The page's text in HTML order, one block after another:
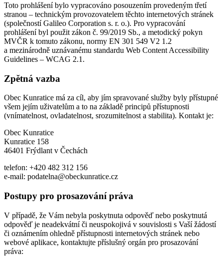
Toto prohlášení bylo vypracováno posouzením provedeným třetí
stranou – technickým provozovatelem těchto internetových stránek
(společností Galileo Corporation s. r. o.). Pro vypracování
prohlášení byl použit zákon č. 99/2019 Sb., a metodický pokyn
MVČR k tomuto zákonu, normy EN 301 549 V2 1.2
a mezinárodně uznávanému standardu Web Content Accessibility
Guidelines – WCAG 2.1.
Zpětná vazba
Obec Kunratice má za cíl, aby jím spravované služby byly přístupné
všem jejím uživatelům a to na základě principů přístupnosti
(vnímatelnost, ovladatelnost, srozumitelnost a stabilita). Kontakt je:
Obec Kunratice
Kunratice 158
46401 Frýdlant v Čechách
telefon: +420 482 312 156
e-mail: podatelna@obeckunratice.cz
Postupy pro prosazování práva
V případě, že Vám nebyla poskytnuta odpověď nebo poskytnutá
odpověď je neadekvátní či neuspokojivá v souvislosti s Vaší žádostí
či oznámením ohledně přístupnosti internetových stránek nebo
webové aplikace, kontaktujte příslušný orgán pro prosazování
práva: